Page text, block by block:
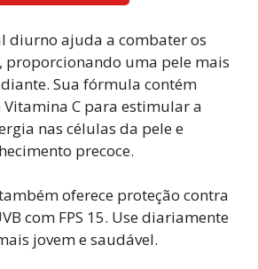
diurno ajuda a combater os
proporcionando uma pele mais
Sua fórmula contém
Vitamina C para estimular a
nas células da pele e
precoce.
oferece proteção contra
com FPS 15. Use diariamente
jovem e saudável.